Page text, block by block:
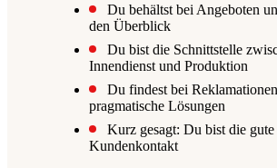
Du behältst bei Angeboten
den Überblick
Du bist die Schnittstelle
Innendienst und Produktion
Du findest bei Reklamationen
pragmatische Lösungen
Kurz gesagt: Du bist die gute
Kundenkontakt